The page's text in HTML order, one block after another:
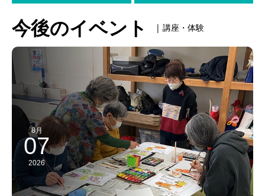
今後のイベント | 講座・体験
8月
07
2026